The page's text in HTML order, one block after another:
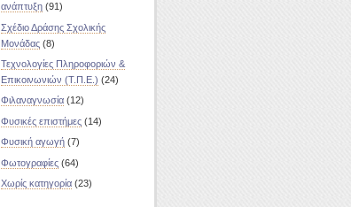
ανάπτυξη (91)
Σχέδιο Δράσης Σχολικής
Μονάδας (8)
Τεχνολογίες Πληροφοριών &
Επικοινωνιών (Τ.Π.Ε.) (24)
Φιλαναγνωσία (12)
Φυσικές επιστήμες (14)
Φυσική αγωγή (7)
Φωτογραφίες (64)
Χωρίς κατηγορία (23)